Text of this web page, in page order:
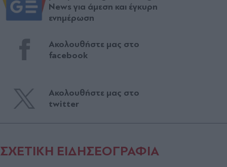
News για άμεση και έγκυρη
ενημέρωση
Ακολουθήστε μας στο
facebook
Ακολουθήστε μας στο
twitter
ΣΧΕΤΙΚΗ ΕΙΔΗΣΕΟΓΡΑΦΙΑ